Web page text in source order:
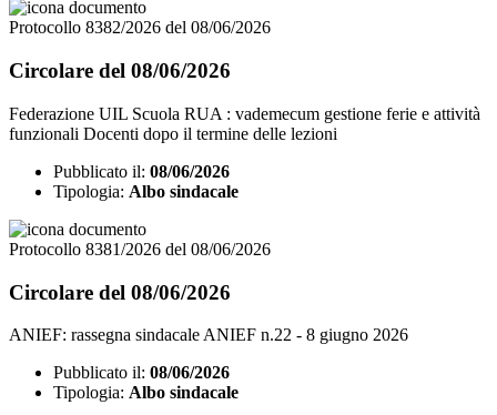
Protocollo 8382/2026 del 08/06/2026
Circolare del 08/06/2026
Federazione UIL Scuola RUA : vademecum gestione ferie e attività
funzionali Docenti dopo il termine delle lezioni
Pubblicato il: 08/06/2026
Tipologia: Albo sindacale
Protocollo 8381/2026 del 08/06/2026
Circolare del 08/06/2026
ANIEF: rassegna sindacale ANIEF n.22 - 8 giugno 2026
Pubblicato il: 08/06/2026
Tipologia: Albo sindacale